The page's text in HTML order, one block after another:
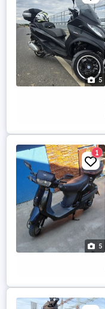
5
5
1